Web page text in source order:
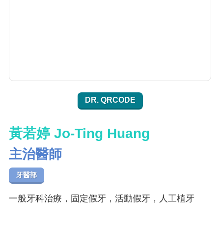
DR. QRCODE
黃若婷 Jo-Ting Huang
主治醫師
牙醫部
一般牙科治療，固定假牙，活動假牙，人工植牙